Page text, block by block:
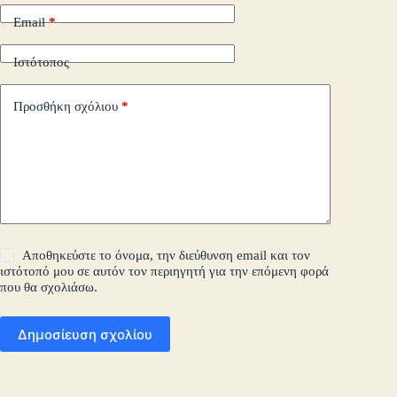
Email*
Ιστότοπος
Προσθήκη σχόλιου *
Αποθηκεύστε το όνομα, την διεύθυνση email και τον
ιστότοπό μου σε αυτόν τον περιηγητή για την επόμενη φορά
που θα σχολιάσω.
Δημοσίευση σχολίου